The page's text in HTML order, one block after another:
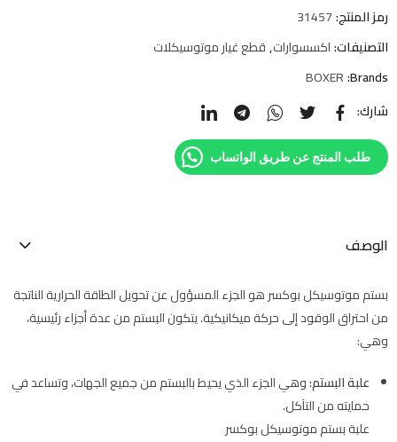
رمز المنتج:31457
التصنيفات:اكسسوارات,قطع غيار موتوسيكلات
Brands:
BOXER
شارك:
طلب المنتج عن طريق الواتساب
الوصف
بستم موتوسيكل بوكسر هو الجزء المسؤول عن تحويل الطاقة الحرارية الناتجة
من احتراق الوقود إلى حركة ميكانيكية. يتكون البستم من عدة أجزاء رئيسية،
وهي:
علبة البستم:وهي الجزء الذي يحيط بالبستم من جميع الجهات، وتساعد في
حمايته من التآكل.
علبة بستم موتوسيكل بوكسر